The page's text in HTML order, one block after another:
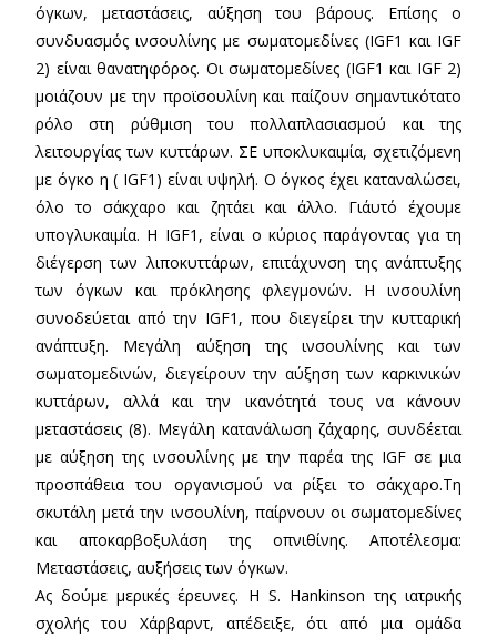
όγκων, μεταστάσεις, αύξηση του βάρους. Επίσης ο
συνδυασμός ινσουλίνης με σωματομεδίνες (IGF1 και IGF
2) είναι θανατηφόρος. Οι σωματομεδίνες (IGF1 και IGF 2)
μοιάζουν με την προϊσουλίνη και παίζουν σημαντικότατο
ρόλο στη ρύθμιση του πολλαπλασιασμού και της
λειτουργίας των κυττάρων. ΣΕ υποκλυκαιμία, σχετιζόμενη
με όγκο η ( IGF1) είναι υψηλή. Ο όγκος έχει καταναλώσει,
όλο το σάκχαρο και ζητάει και άλλο. Γι΄αυτό έχουμε
υπογλυκαιμία. Η IGF1, είναι ο κύριος παράγοντας για τη
διέγερση των λιποκυττάρων, επιτάχυνση της ανάπτυξης
των όγκων και πρόκλησης φλεγμονών. Η ινσουλίνη
συνοδεύεται από την IGF1, που διεγείρει την κυτταρική
ανάπτυξη. Μεγάλη αύξηση της ινσουλίνης και των
σωματομεδινών, διεγείρουν την αύξηση των καρκινικών
κυττάρων, αλλά και την ικανότητά τους να κάνουν
μεταστάσεις (8). Μεγάλη κατανάλωση ζάχαρης, συνδέεται
με αύξηση της ινσουλίνης με την παρέα της IGF σε μια
προσπάθεια του οργανισμού να ρίξει το σάκχαρο.Τη
σκυτάλη μετά την ινσουλίνη, παίρνουν οι σωματομεδίνες
και αποκαρβοξυλάση της οπνιθίνης. Αποτέλεσμα:
Μεταστάσεις, αυξήσεις των όγκων.
Ας δούμε μερικές έρευνες. Η S. Hankinson της ιατρικής
σχολής του Χάρβαρντ, απέδειξε, ότι από μια ομάδα